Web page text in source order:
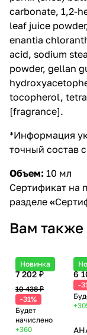
carbonate, 1,2-
leaf juice
enantia
acid, sodium
powder, gellan
tocopherol,
[fragrance].
*Информация
точный состав
Объем: 10 мл
Сертификат на
разделе «
Вам также
Новинка
7 202 ₽
10 438 ₽
-31%
Будет
начислено
+360
6
-